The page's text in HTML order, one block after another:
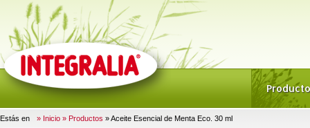
Estás en » Inicio » Productos » Aceite Esencial de Menta Eco. 30 ml